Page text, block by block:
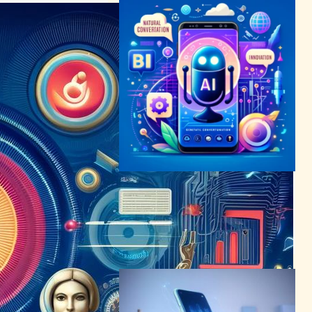
Samsung、Bixbyに生成AI搭
載で進化へ – 音声アシスタン
ト市場での競争激化に対抗
AI（人工知能）ニュース
2024年4月2日8:25